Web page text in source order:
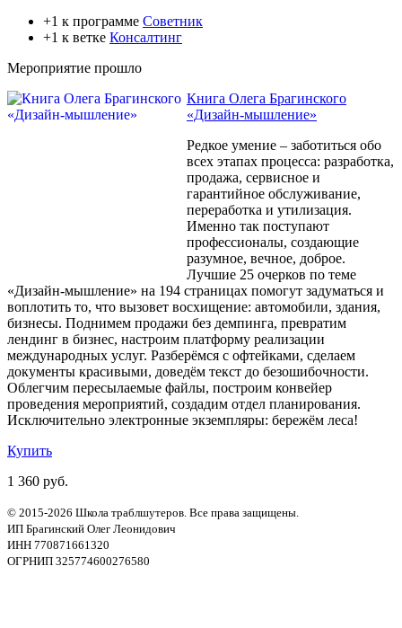
+1 к программе Советник
+1 к ветке Консалтинг
Мероприятие прошло
Книга Олега Брагинского
«Дизайн-мышление»
Редкое умение – заботиться обо
всех этапах процесса: разработка,
продажа, сервисное и
гарантийное обслуживание,
переработка и утилизация.
Именно так поступают
профессионалы, создающие
разумное, вечное, доброе.
Лучшие 25 очерков по теме
«Дизайн-мышление» на 194 страницах помогут задуматься и
воплотить то, что вызовет восхищение: автомобили, здания,
бизнесы. Поднимем продажи без демпинга, превратим
лендинг в бизнес, настроим платформу реализации
международных услуг. Разберёмся с офтейками, сделаем
документы красивыми, доведём текст до безошибочности.
Облегчим пересылаемые файлы, построим конвейер
проведения мероприятий, создадим отдел планирования.
Исключительно электронные экземпляры: бережём леса!
Купить
1 360 руб.
© 2015-2026 Школа траблшутеров. Все права защищены.
ИП Брагинский Олег Леонидович
ИНН 770871661320
ОГРНИП 325774600276580